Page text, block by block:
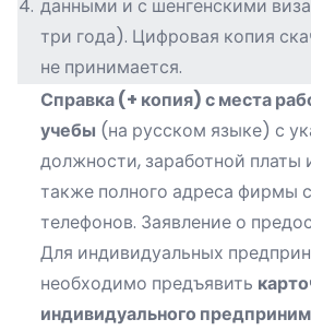
4. данными и с шенгенскими
три года). Цифровая копия
не принимается.
Справка (+ копия) с места
учебы (на русском языке) с
должности, заработной платы
также полного адреса фирмы
телефонов. Заявление о
Для индивидуальных
необходимо предъявить
индивидуального